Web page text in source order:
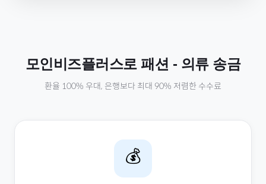
모인비즈플러스로패션 - 의류송금
환율 100% 우대, 은행보다 최대 90% 저렴한 수수료
💰